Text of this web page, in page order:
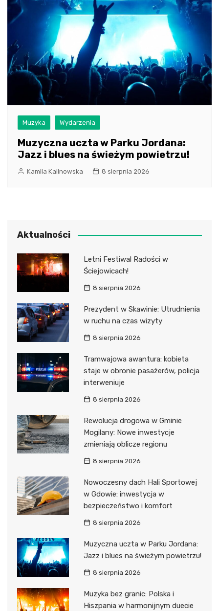
Muzyka Wydarzenia
Muzyczna uczta w Parku Jordana:
Jazz i blues na świeżym powietrzu!
Kamila Kalinowska 8 sierpnia 2026
Aktualności
Letni Festiwal Radości w
Ściejowicach!
8 sierpnia 2026
Prezydent w Skawinie: Utrudnienia
w ruchu na czas wizyty
8 sierpnia 2026
Tramwajowa awantura: kobieta
staje w obronie pasażerów, policja
interweniuje
8 sierpnia 2026
Rewolucja drogowa w Gminie
Mogilany: Nowe inwestycje
zmieniają oblicze regionu
8 sierpnia 2026
Nowoczesny dach Hali Sportowej
w Gdowie: inwestycja w
bezpieczeństwo i komfort
8 sierpnia 2026
Muzyczna uczta w Parku Jordana:
Jazz i blues na świeżym powietrzu!
8 sierpnia 2026
Muzyka bez granic: Polska i
Hiszpania w harmonijnym duecie